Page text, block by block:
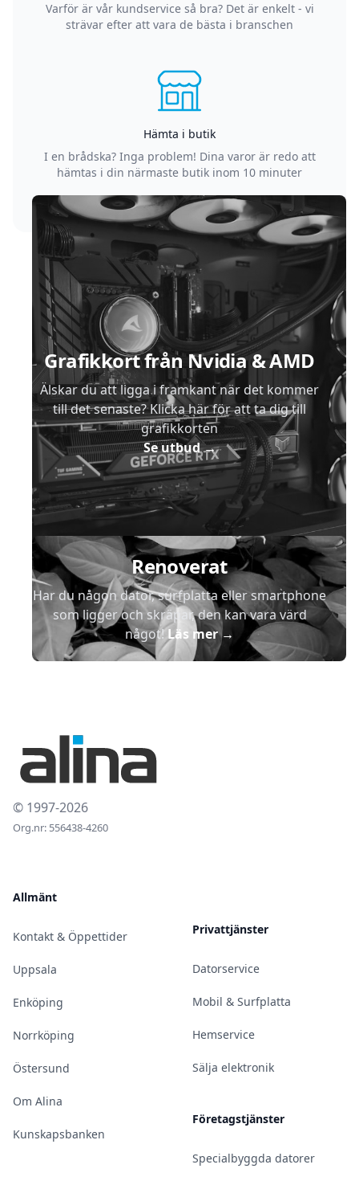
Varför är vår kundservice så bra? Det är enkelt - vi
strävar efter att vara de bästa i branschen
Hämta i butik
I en brådska? Inga problem! Dina varor är redo att
hämtas i din närmaste butik inom 10 minuter
Grafikkort från Nvidia & AMD
Älskar du att ligga i framkant när det kommer
till det senaste? Klicka här för att ta dig till
grafikkorten
Se utbud→
Renoverat
Har du någon dator, surfplatta eller smartphone
som ligger och skräpar, den kan vara värd
något!Läs mer→
© 1997-2026
Org.nr: 556438-4260
Allmänt
Kontakt & Öppettider
Uppsala
Enköping
Norrköping
Östersund
Om Alina
Kunskapsbanken
Privattjänster
Datorservice
Mobil & Surfplatta
Hemservice
Sälja elektronik
Företagstjänster
Specialbyggda datorer